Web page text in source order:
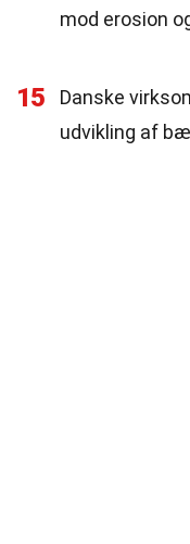
mod erosion
15
Danske
udvikling af